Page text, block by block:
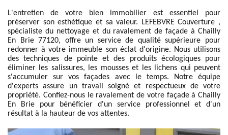
L'entretien de votre bien immobilier est essentiel pour
préserver son esthétique et sa valeur. LEFEBVRE Couverture ,
spécialiste du nettoyage et du ravalement de façade à Chailly
En Brie 77120, offre un service de qualité supérieure pour
redonner à votre immeuble son éclat d'origine. Nous utilisons
des techniques de pointe et des produits écologiques pour
éliminer les salissures, les mousses et les lichens qui peuvent
s'accumuler sur vos façades avec le temps. Notre équipe
d'experts assure un travail soigné et respectueux de votre
propriété. Confiez-nous le ravalement de votre façade à Chailly
En Brie pour bénéficier d'un service professionnel et d'un
résultat à la hauteur de vos attentes.